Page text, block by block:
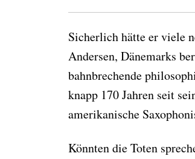
Sicherlich hätte er viele
Andersen, Dänemarks
bahnbrechende
knapp 170 Jahren seit
amerikanische
Könnten die Toten